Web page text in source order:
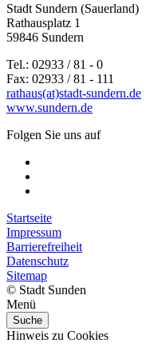
Stadt Sundern (Sauerland)
Rathausplatz 1
59846 Sundern
Tel.: 02933 / 81 - 0
Fax: 02933 / 81 - 111
rathaus(at)stadt-sundern.de
www.sundern.de
Folgen Sie uns auf
Startseite
Impressum
Barrierefreiheit
Datenschutz
Sitemap
© Stadt Sunden
Menü
Suche
Hinweis zu Cookies